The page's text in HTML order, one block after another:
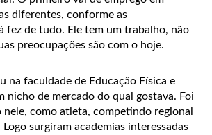
diferentes, conforme as
fez de tudo. Ele tem um trabalho, não
preocupações são com o hoje.
na faculdade de Educação Física e
nicho de mercado do qual gostava. Foi
nele, como atleta, competindo regional
surgiram academias interessadas